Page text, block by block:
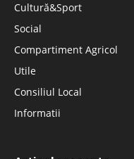
Cultură&Sport
Social
Compartiment Agricol
Utile
Consiliul Local
Informatii